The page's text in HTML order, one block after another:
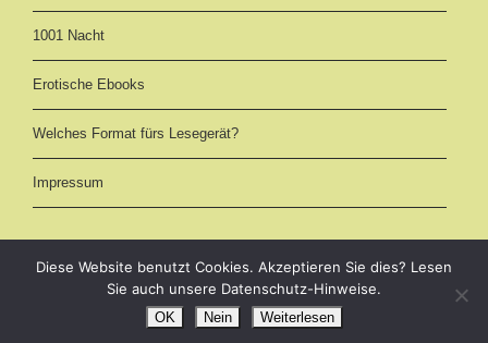
1001 Nacht
Erotische Ebooks
Welches Format fürs Lesegerät?
Impressum
eBooks kostenlos downloaden als EPUB, AZW3 (Kindle) und PDF -
Märchen und Romane online im Volltext lesen
Diese Website benutzt Cookies. Akzeptieren Sie dies? Lesen
Sie auch unsere Datenschutz-Hinweise.
OK Nein Weiterlesen